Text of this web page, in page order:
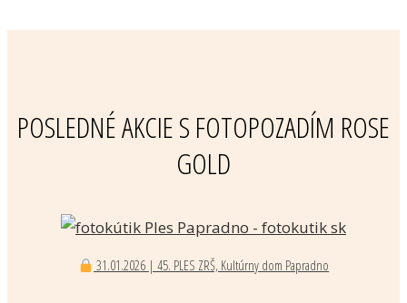
POSLEDNÉ AKCIE S FOTOPOZADÍM ROSE
GOLD
31.01.2026 | 45. PLES ZRŠ, Kultúrny dom Papradno